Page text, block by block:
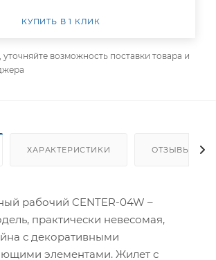
КУПИТЬ В 1 КЛИК
возможность поставки товара и
ХАРАКТЕРИСТИКИ ОТЗЫВЫ
рабочий CENTER-04W –
практически невесомая,
с декоративными
элементами. Жилет с